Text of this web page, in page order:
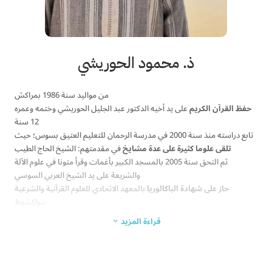
للسكاكي / الجوهر المكنون / ميزان الذهب / عيار الشعر
الدورات العلمية
دورة في مدخل طالب العلم لدراسة للعلوم الإنسانية من تأطير الشيخ حماد
دورة في علم التوقيت
دورة في الذكاء التواصلي وبناء الشخصية
الوظائف والمهام
يعمل إماما وواعظا ومدرسا وخطيب جمعة بأحد المساجد بإقليم قلعة
السراغنة منذ 2009
مؤلف وباحث في التاريخ والتربية والأخلاق
مؤطر تربوي
نائب مدير “مؤسسة إحياء” منذ يناير 2021
يعمل منذ شتنبر 2021: أستاذا تربويا ب “برنامج مجالس النور” لدراسة القرآن
الكريم عن بعد
ذ. محمود الحوريشي
من مواليد سنة 1986 بمراكش
حفظ القرآن الكريمعلى يد أخيه الدكتور عبد الجليل الحوريشي وختمه وعمره
12 سنة
تابع دراسته منذ سنة 2000 في مدرسة الرحمان للتعليم العتيق بسوس؛ حيث
تلقى علوما كثيرة على عدة مشايخفي مقدمتهم: الشيخ الحاج الطيب
ثم التحق سنة 2005 بالمسجد الكبير بأغمات وقرأ متونا في علوم الآلة
والشريعة على يد الشيخ العربي السوسي
حاز على شهادة الباكالوريابالمعهد الاتحادي للعلوم القرآنية والشرعية
بنواكشوط
أخذ قراءة الإمام نافع براوييه ورش وقالون؛ على يد الدكتور المقرئ محمد صالح
قراءة المزيد 3